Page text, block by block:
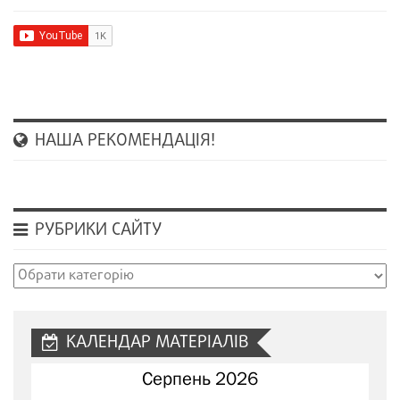
НАША РЕКОМЕНДАЦІЯ!
РУБРИКИ САЙТУ
Рубрики
КАЛЕНДАР МАТЕРІАЛІВ
Серпень 2026